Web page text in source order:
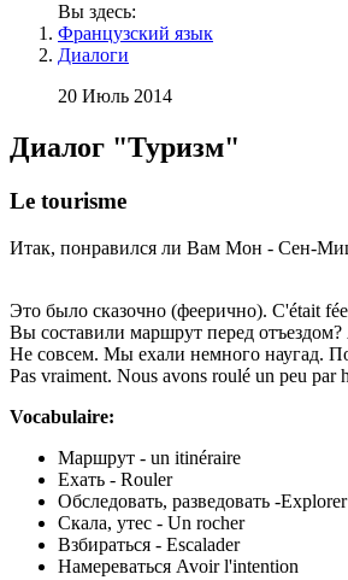
Вы здесь:
Французский язык
Диалоги
20 Июль 2014
Диалог "Туризм"
Le tourisme
Итак, понравился ли Вам Мон - Сен-
Это было сказочно (феерично). C'était
Вы составили маршрут перед
Не совсем. Мы ехали немного наугад.
Pas vraiment. Nous avons roulé un peu par
Vocabulaire:
Маршрут - un itinéraire
Ехать - Rouler
Обследовать, разведовать -Explorer
Скала, утес - Un rocher
Взбираться - Escalader
Намереваться Avoir l'intention